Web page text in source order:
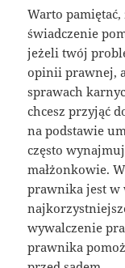
Warto
świadczenie
jeżeli twój
opinii prawnej,
sprawach
chcesz przyjąć
na podstawie
często
małżonkowie.
prawnika jest w
wywalczenie
prawnika